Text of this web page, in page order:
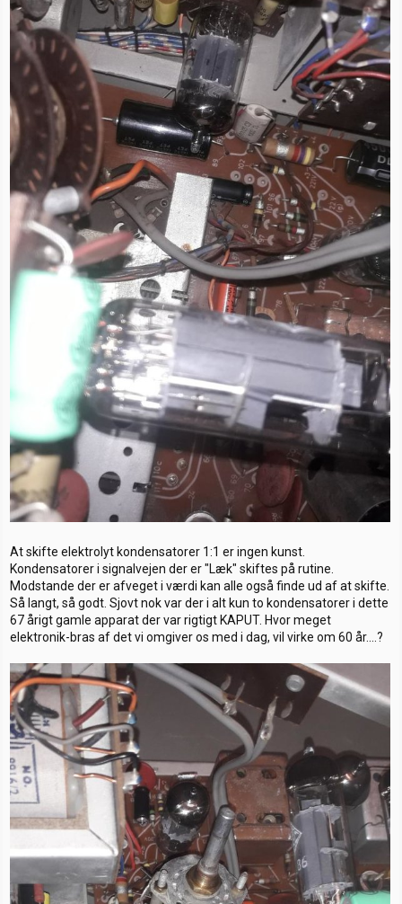
At skifte elektrolyt kondensatorer 1:1 er ingen kunst.
Kondensatorer i signalvejen der er "Læk" skiftes på rutine.
Modstande der er afveget i værdi kan alle også finde ud af at skifte.
Så langt, så godt. Sjovt nok var der i alt kun to kondensatorer i dette
67 årigt gamle apparat der var rigtigt KAPUT. Hvor meget
elektronik-bras af det vi omgiver os med i dag, vil virke om 60 år....?